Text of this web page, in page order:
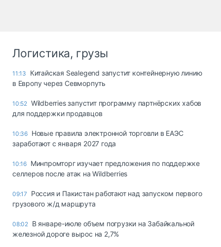
Логистика, грузы
11:13
Китайская Sealegend запустит контейнерную линию
в Европу через Севморпуть
10:52 Wildberries запустит программу партнёрских хабов
для поддержки продавцов
10:36 Новые правила электронной торговли в ЕАЭС
заработают с января 2027 года
10:16 Минпромторг изучает предложения по поддержке
селлеров после атак на Wildberries
09:17
Россия и Пакистан работают над запуском первого
грузового ж/д маршрута
08:02 В январе-июле объем погрузки на Забайкальной
железной дороге вырос на 2,7%